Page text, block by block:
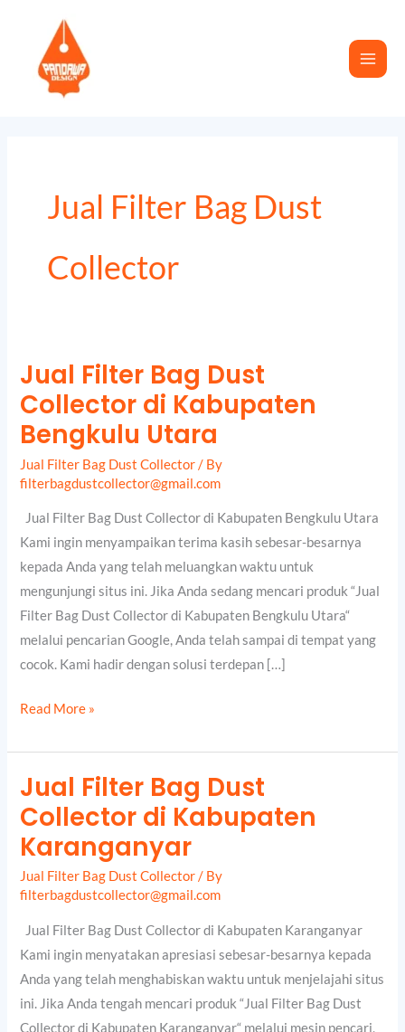
content
Jual Filter Bag Dust
Collector
Jual Filter Bag Dust
Collector di Kabupaten
Bengkulu Utara
Jual Filter Bag Dust Collector/ By
filterbagdustcollector@gmail.com
Jual Filter Bag Dust Collector di Kabupaten Bengkulu Utara
Kami ingin menyampaikan terima kasih sebesar-besarnya
kepada Anda yang telah meluangkan waktu untuk
mengunjungi situs ini. Jika Anda sedang mencari produk “Jual
Filter Bag Dust Collector di Kabupaten Bengkulu Utara“
melalui pencarian Google, Anda telah sampai di tempat yang
cocok. Kami hadir dengan solusi terdepan […]
Jual
Filter
Dust
Collector
di
Kabupaten
Bengkulu
Utara
Read More »
Jual Filter Bag Dust
Collector di Kabupaten
Karanganyar
Jual Filter Bag Dust Collector/ By
filterbagdustcollector@gmail.com
Jual Filter Bag Dust Collector di Kabupaten Karanganyar
Kami ingin menyatakan apresiasi sebesar-besarnya kepada
Anda yang telah menghabiskan waktu untuk menjelajahi situs
ini. Jika Anda tengah mencari produk “Jual Filter Bag Dust
Collector di Kabupaten Karanganyar“ melalui mesin pencari,
Jual
Filter
Dust
Collector
Kabupaten
Karanganyar